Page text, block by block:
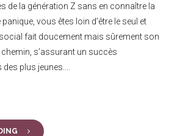
de la génération Z sans en connaître la
vous êtes loin d’être le seul et
fait doucement mais sûrement son
s’assurant un succès
plus jeunes....